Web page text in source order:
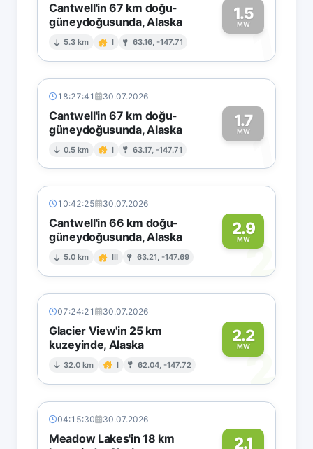
Cantwell'in 67 km doğu-
güneydoğusunda, Alaska
5.3 km I 63.16, -147.71
1.5
MW1
18:27:41 30.07.2026
Cantwell'in 67 km doğu-
güneydoğusunda, Alaska
0.5 km I 63.17, -147.71
1.7
MW1
10:42:25 30.07.2026
Cantwell'in 66 km doğu-
güneydoğusunda, Alaska
5.0 km III 63.21, -147.69
2.9
MW2
07:24:21 30.07.2026
Glacier View'in 25 km
kuzeyinde, Alaska
32.0 km I 62.04, -147.72
2.2
MW2
04:15:30 30.07.2026
Meadow Lakes'in 18 km
2.1